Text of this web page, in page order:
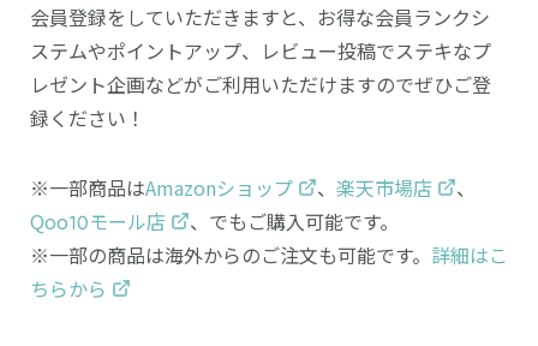
会員登録をしていただきますと、お得な会員ランクシ
ステムやポイントアップ、レビュー投稿でステキなプ
レゼント企画などがご利用いただけますのでぜひご登
録ください！
※一部商品はAmazonショップ 、 楽天市場店
、
Qoo10モール店
、でもご購入可能です。
※一部の商品は海外からのご注文も可能です。 詳細はこ
ちらから